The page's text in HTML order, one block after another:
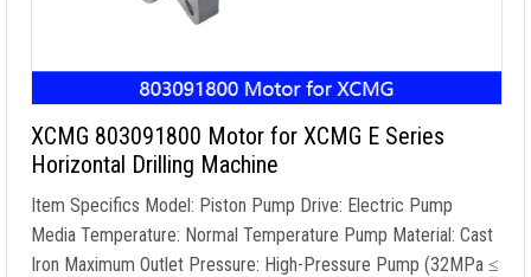
XCMG 803091800 Motor for XCMG E Series
Horizontal Drilling Machine
Item Specifics Model: Piston Pump Drive: Electric Pump
Media Temperature: Normal Temperature Pump Material: Cast
Iron Maximum Outlet Pressure: High-Pressure Pump (32MPa ≤